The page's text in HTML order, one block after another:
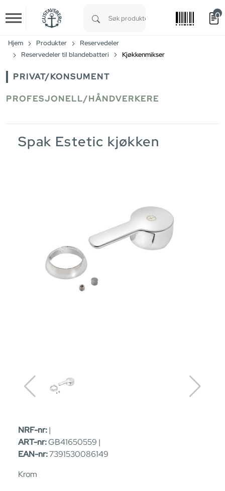
Skip to main content
0
Hjem Produkter
Reservedeler
Reservedeler til blandebatteri
Kjøkkenmikser
PRIVAT/KONSUMENT
PROFESJONELL/HÅNDVERKERE
Spak Estetic kjøkken
NRF-nr:|
ART-nr:GB41650559 |
EAN-nr:7391530086149
Krom